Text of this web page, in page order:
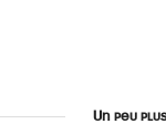
Un peu